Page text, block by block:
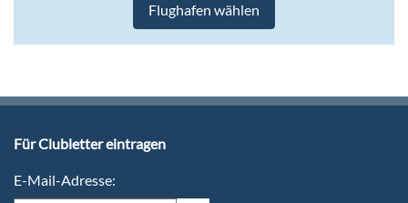
Flughafen wählen
Für Clubletter eintragen
E-Mail-Adresse: